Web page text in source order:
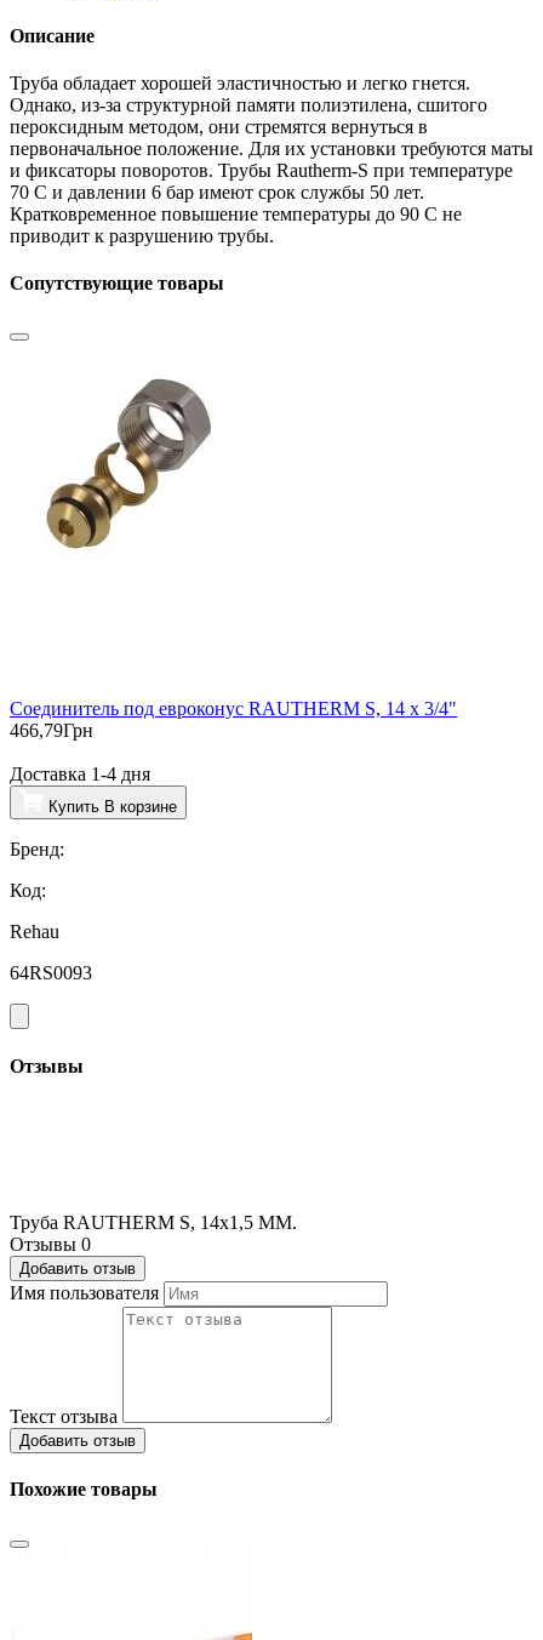
Описание
Труба обладает хорошей эластичностью и легко гнется.
Однако, из-за структурной памяти полиэтилена, сшитого
пероксидным методом, они стремятся вернуться в
первоначальное положение. Для их установки требуются маты
и фиксаторы поворотов. Трубы Rautherm-S при температуре
70 С и давлении 6 бар имеют срок службы 50 лет.
Кратковременное повышение температуры до 90 С не
приводит к разрушению трубы.
Сопутствующие товары
Соединитель под евроконус RAUTHERM S, 14 x 3/4"
466,79Грн
Доставка 1-4 дня
Купить В корзине
Бренд:
Код:
Rehau
64RS0093
Отзывы
Труба RAUTHERM S, 14х1,5 ММ.
Отзывы 0
Добавить отзыв
Имя пользователя
Текст отзыва
Добавить отзыв
Похожие товары